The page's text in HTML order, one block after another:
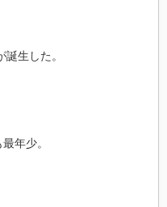
生した。
年少。